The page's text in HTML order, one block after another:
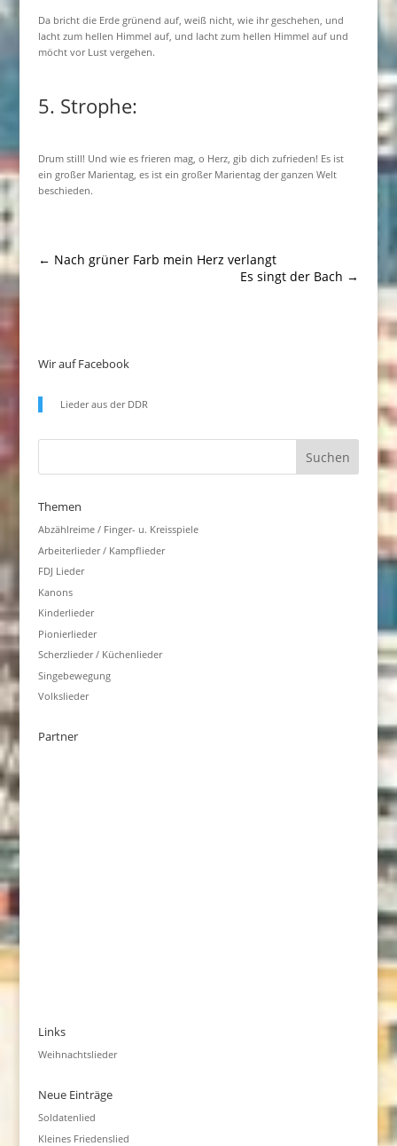
Da bricht die Erde grünend auf, weiß nicht, wie ihr geschehen, und
lacht zum hellen Himmel auf, und lacht zum hellen Himmel auf und
möcht vor Lust vergehen.
5. Strophe:
Drum still! Und wie es frieren mag, o Herz, gib dich zufrieden! Es ist
ein großer Marientag, es ist ein großer Marientag der ganzen Welt
beschieden.
← Nach grüner Farb mein Herz verlangt
Es singt der Bach →
Wir auf Facebook
Lieder aus der DDR
Themen
Abzählreime / Finger- u. Kreisspiele
Arbeiterlieder / Kampflieder
FDJ Lieder
Kanons
Kinderlieder
Pionierlieder
Scherzlieder / Küchenlieder
Singebewegung
Volkslieder
Partner
Links
Weihnachtslieder
Neue Einträge
Soldatenlied
Kleines Friedenslied